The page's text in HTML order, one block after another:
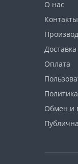
О нас
Контакты
Доставка
Оплата
Обмен и